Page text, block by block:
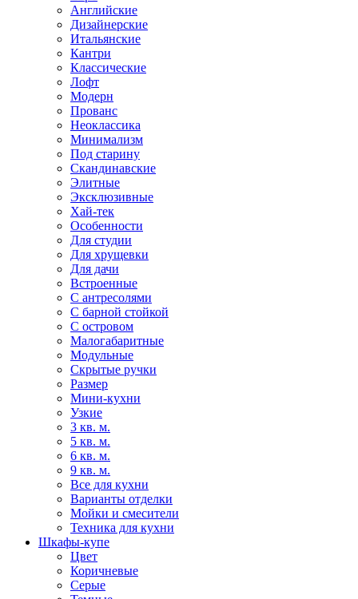
Английские
Дизайнерские
Итальянские
Кантри
Классические
Лофт
Модерн
Прованс
Неоклассика
Минимализм
Под старину
Скандинавские
Элитные
Эксклюзивные
Хай-тек
Особенности
Для студии
Для хрущевки
Для дачи
Встроенные
С антресолями
С барной стойкой
С островом
Малогабаритные
Модульные
Скрытые ручки
Размер
Мини-кухни
Узкие
3 кв. м.
5 кв. м.
6 кв. м.
9 кв. м.
Все для кухни
Варианты отделки
Мойки и смесители
Техника для кухни
Шкафы-купе
Цвет
Коричневые
Серые